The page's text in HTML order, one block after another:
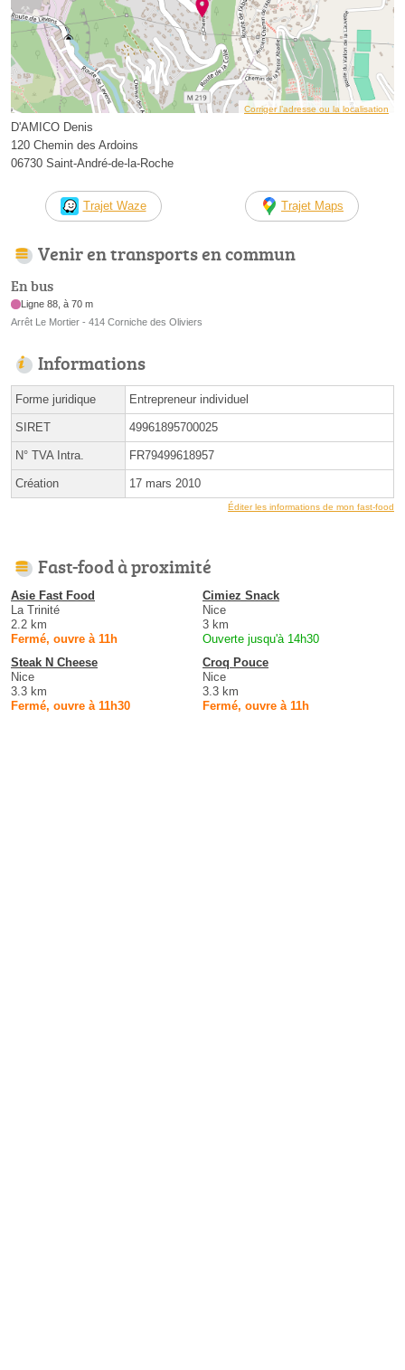
Corriger l’adresse ou la localisation
D'AMICO Denis
120 Chemin des Ardoins
06730 Saint-André-de-la-Roche
Trajet Waze Trajet Maps
Venir en transports en commun
En bus
Ligne 88, à 70 m
Arrêt Le Mortier - 414 Corniche des Oliviers
Informations
Forme juridique Entrepreneur individuel
SIRET 49961895700025
N° TVA Intra. FR79499618957
Création 17 mars 2010
Éditer les informations de mon fast-food
Fast-food à proximité
Asie Fast Food
La Trinité
2.2 km
Fermé, ouvre à 11h
Cimiez Snack
Nice
3 km
Ouverte jusqu'à 14h30
Steak N Cheese
Nice
3.3 km
Fermé, ouvre à 11h30
Croq Pouce
Nice
3.3 km
Fermé, ouvre à 11h